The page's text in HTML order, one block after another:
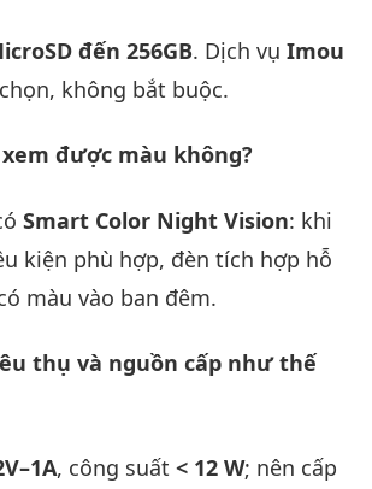
đến 256GB. Dịch vụ Imou
không bắt buộc.
được màu không?
Smart Color Night Vision: khi
kiện phù hợp, đèn tích hợp hỗ
màu vào ban đêm.
thụ và nguồn cấp như thế
, công suất < 12 W; nên cấp